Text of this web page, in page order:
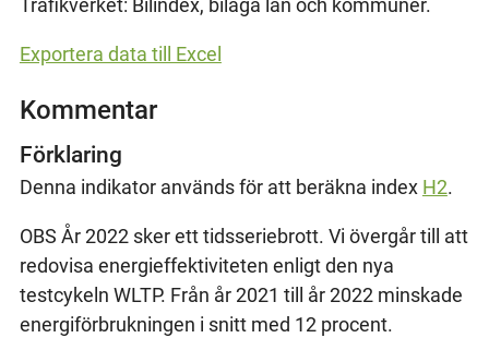
Trafikverket: Bilindex, bilaga län och kommuner.
Exportera data till Excel
Kommentar
Förklaring
Denna indikator används för att beräkna index H2.
OBS År 2022 sker ett tidsseriebrott. Vi övergår till att
redovisa energieffektiviteten enligt den nya
testcykeln WLTP. Från år 2021 till år 2022 minskade
energiförbrukningen i snitt med 12 procent.